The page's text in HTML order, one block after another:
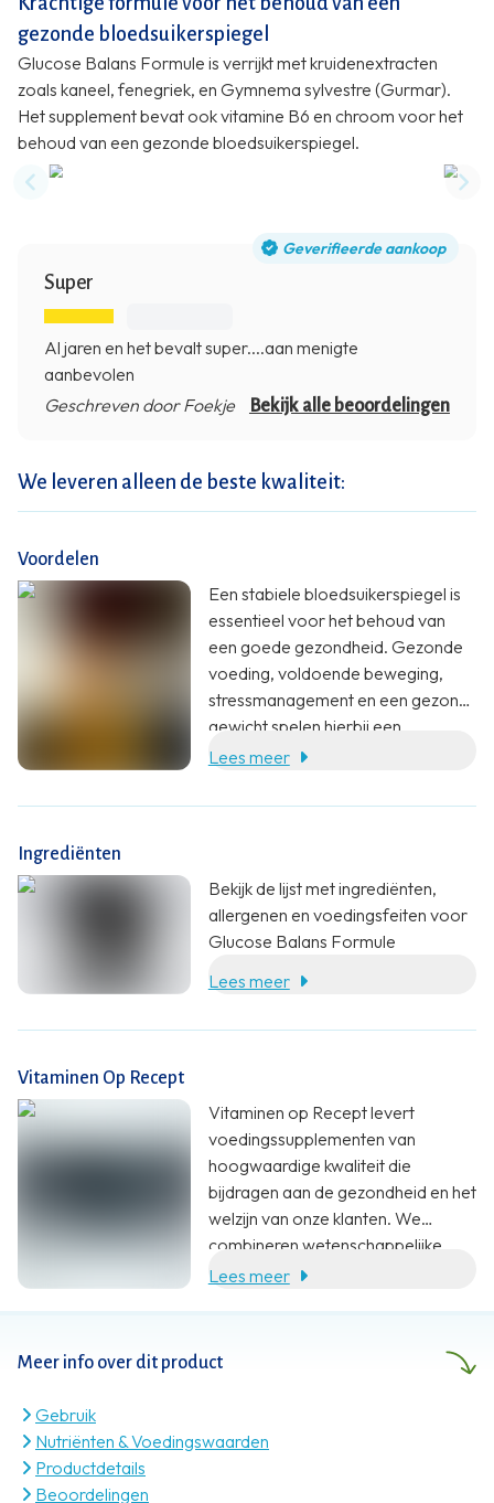
gezonde bloedsuikerspiegel
Glucose Balans Formule is verrijkt met kruidenextracten
zoals kaneel, fenegriek, en Gymnema sylvestre (Gurmar).
Het supplement bevat ook vitamine B6 en chroom voor het
behoud van een gezonde bloedsuikerspiegel.
Previous slide
Geverifieerde aankoop
Super
Al jaren en het bevalt super....aan menigte
aanbevolen
Geschreven door Foekje
Bekijk alle beoordelingen
We leveren alleen de beste kwaliteit:
Voordelen
Een stabiele bloedsuikerspiegel is
essentieel voor het behoud van
een goede gezondheid. Gezonde
voeding, voldoende beweging,
stressmanagement en een gezond
gewicht spelen hierbij een
belangrijke rol. Bij Vitaminen op
Glucose Balans Formule
fenegriek en Gymnema sylvestre
(Gurmar). Het supplement bevat
ook vitamine B6 en chhroom voor
bloedsuikerspiegel.
Lees meer
Ingrediënten
Bekijk de lijst met ingrediënten,
allergenen en voedingsfeiten voor
Glucose Balans Formule
Lees meer
Meer info over dit product
Gebruik
Nutriënten & Voedingswaarden
Productdetails
Beoordelingen
Vitaminen Op Recept
Vitaminen op Recept levert
voedingssupplementen van
hoogwaardige kwaliteit die
bijdragen aan de gezondheid en het
welzijn van onze klanten. We
combineren wetenschappelijke
onderbouwing, specialistische
Lees meer